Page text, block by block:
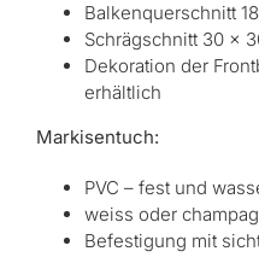
Balkenquerschnitt
Schrägschnitt 30 x
Dekoration der
erhältlich
Markisentuch:
PVC – fest und
weiss oder
Befestigung mit